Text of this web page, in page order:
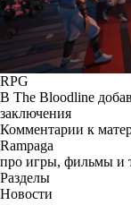
RPG
В The Bloodline
заключения
Комментарии к
Rampaga
про игры, фильмы и
Разделы
Новости